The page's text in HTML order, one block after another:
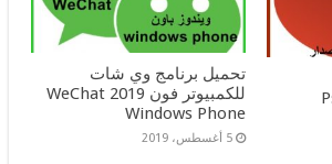
تحميل برنامج وي شات
للكمبيوتر فون 2019 WeChat
Windows Phone
5 أغسطس، 2019